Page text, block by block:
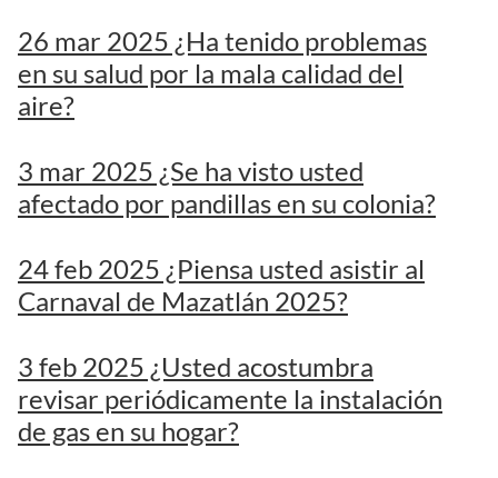
26 mar 2025 ¿Ha tenido problemas
en su salud por la mala calidad del
aire?
3 mar 2025 ¿Se ha visto usted
afectado por pandillas en su colonia?
24 feb 2025 ¿Piensa usted asistir al
Carnaval de Mazatlán 2025?
3 feb 2025 ¿Usted acostumbra
revisar periódicamente la instalación
de gas en su hogar?